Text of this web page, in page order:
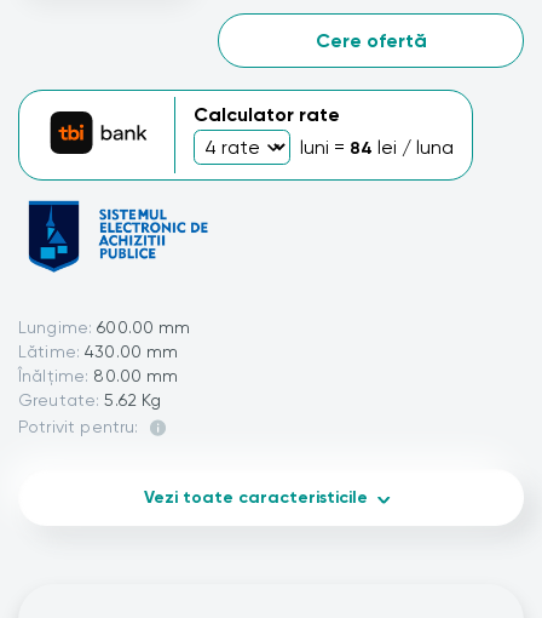
Cere ofertă
Calculator rate
luni = 84 lei / luna
Lungime: 600.00 mm
Lătime: 430.00 mm
Înălțime: 80.00 mm
Greutate: 5.62 Kg
Potrivit pentru:
Vezi toate caracteristicile